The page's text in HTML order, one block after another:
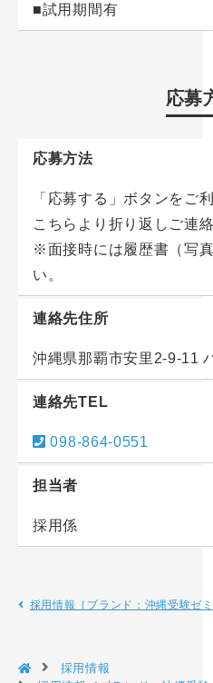
■試用期間有
応募
応募方法
「応募する」ボタンをご
こちらより折り返しご連
※面接時には履歴書（写
い。
連絡先住所
沖縄県那覇市安里2-9-11
連絡先TEL
098-864-0551
担当者
採用係
採用情報［ブランド：沖縄受験ゼ
採用情報